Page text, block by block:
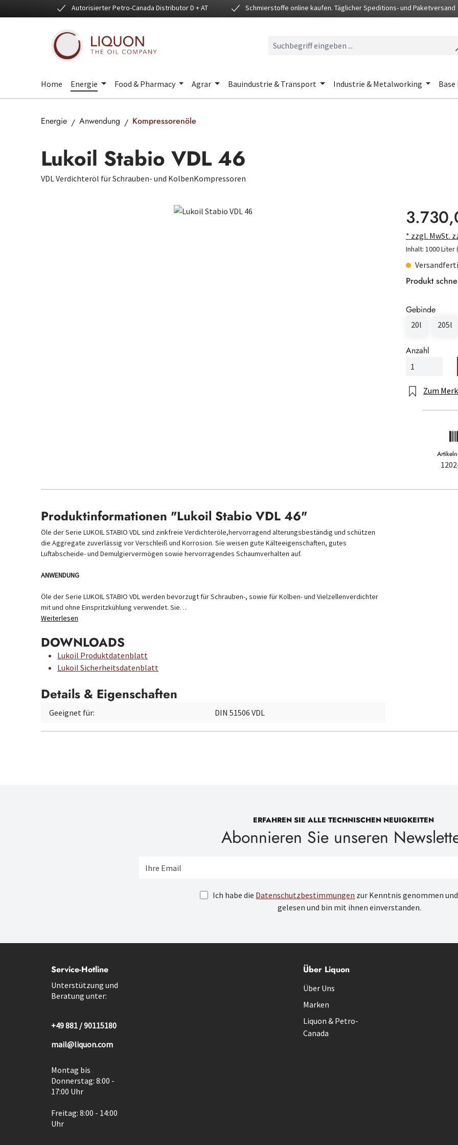
Hauptinhalt springen
Zur Suche springen
Zur Hauptnavigation springenAutorisierter Petro-Canada Distributor D + AT Schmierstoffe online kaufen. Täglicher Speditions- und Paketversand
Home Energie Food & Pharmacy Agrar Bauindustrie & Transport Industrie & Metalworking
Energie Anwendung Kompressorenöle
Lukoil Stabio VDL 46
VDL Verdichteröl für Schrauben- und KolbenKompressoren
Regulärer
* zzgl. MwSt.
Inhalt: 1000 Liter
Produkt
Gebinde
20l 205l
Anzahl
Zum
Produktinformationen "Lukoil Stabio VDL 46"
Öle der Serie LUKOIL STABIO VDL sind zinkfreie Verdichteröle,hervorragend alterungsbeständig und schützen
die Aggregate zuverlässig vor Verschleiß und Korrosion. Sie weisen gute Kälteeigenschaften, gutes
Luftabscheide- und Demulgiervermögen sowie hervorragendes Schaumverhalten auf.
ANWENDUNG
Öle der Serie LUKOIL STABIO VDL werden bevorzugt für Schrauben-, sowie für Kolben- und Vielzellenverdichter
mit und ohne Einspritzkühlung verwendet. Sie…
Weiterlesen
DOWNLOADS
Lukoil Produktdatenblatt
Lukoil Sicherheitsdatenblatt
Details & Eigenschaften
Geeignet für: DIN 51506 VDL
ERFAHREN SIE ALLE TECHNISCHEN NEUIGKEITEN
Abonnieren Sie unseren
Ich habe die Datenschutzbestimmungen zur Kenntnis genommen
gelesen und bin mit ihnen einverstanden.
Service-Hotline
Unterstützung und
Beratung unter:
+49 881 / 90115180
mail@liquon.com
Montag bis
Donnerstag: 8:00 -
17:00 Uhr
Freitag: 8:00 - 14:00
Uhr
Über Liquon
Über Uns
Marken
Liquon & Petro-
Canada